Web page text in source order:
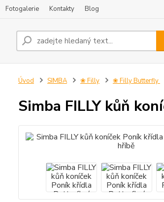
Fotogalerie Kontakty Blog
Úvod SIMBA ❀ Filly ❀ Filly Butterfly
Simba FILLY kůň